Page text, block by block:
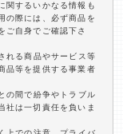
関するいかなる情報も
の際には、必ず商品を
ご自身でご確認下さ
れる商品やサービス等
品等を提供する事業者
の間で紛争やトラブル
社は一切責任を負いま